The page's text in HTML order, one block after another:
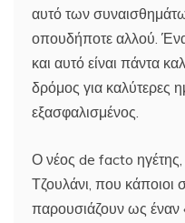
αυτό των
οπουδήποτε αλλού.
και αυτό είναι πάντα
δρόμος για καλύτερες
εξασφαλισμένος.
Ο νέος de facto
Τζουλάνι, που κάποιοι
παρουσιάζουν ως έναν